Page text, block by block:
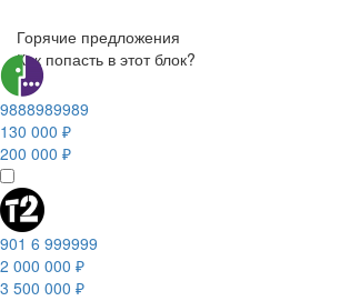
Горячие предложения
Как попасть в этот блок?
9888989989
130 000 ₽
200 000 ₽
901 6 999999
2 000 000 ₽
3 500 000 ₽